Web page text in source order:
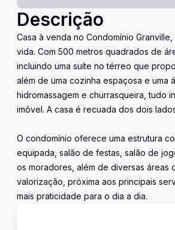
Descrição
Casa à venda no Condomínio
vida. Com 500 metros quadrados de
incluindo uma suíte no térreo que
além de uma cozinha espaçosa e uma
hidromassagem e churrasqueira, tudo
imóvel. A casa é recuada dos dois
O condomínio oferece uma estrutura
equipada, salão de festas, salão de
os moradores, além de diversas áreas
valorização, próxima aos principais
mais praticidade para o dia a dia.